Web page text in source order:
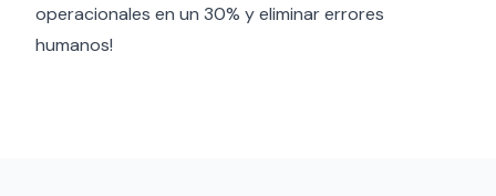
operacionales en un 30% y eliminar errores
humanos!